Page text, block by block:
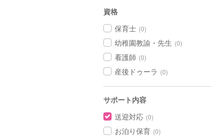
資格
保育士 (0)
幼稚園教諭・先生 (0)
看護師 (0)
産後ドゥーラ (0)
サポート内容
送迎対応 (0)
お泊り保育 (0)